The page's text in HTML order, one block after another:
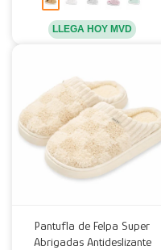
LLEGA HOY MVD
Pantufla de Felpa Super
Abrigadas Antideslizante